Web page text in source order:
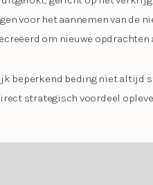
voor het aannemen van de
om nieuwe
beperkend beding niet
strategisch voordeel